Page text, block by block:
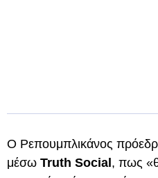
Ο Ρεπουμπλικάνος
μέσω Truth Social , πως